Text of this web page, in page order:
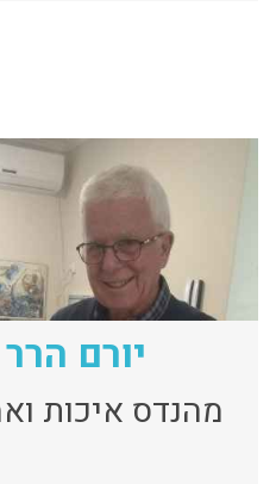
יורם הרר
מהנדס איכות